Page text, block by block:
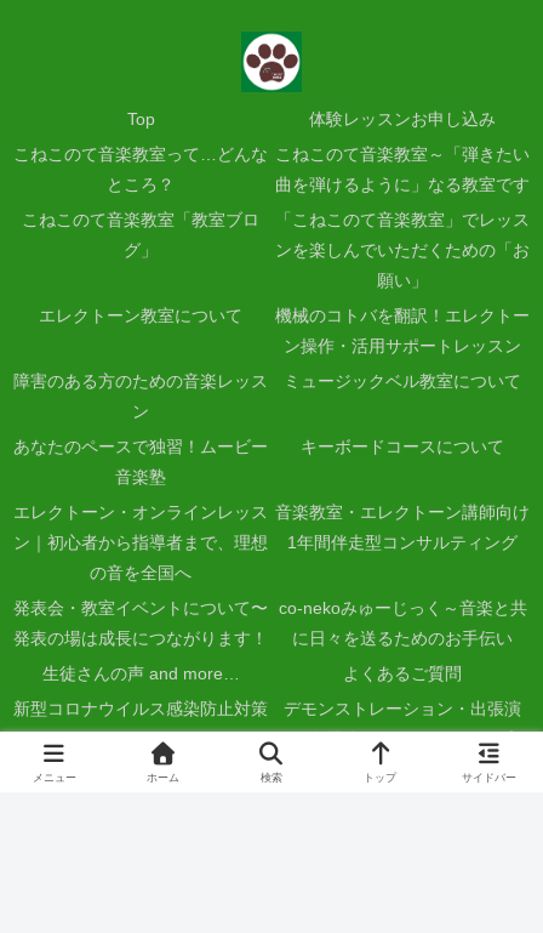
Top
体験レッスンお申し込み
こねこのて音楽教室って…どんな
ところ？
こねこのて音楽教室～「弾きたい
曲を弾けるように」なる教室です
こねこのて音楽教室「教室ブロ
グ」
「こねこのて音楽教室」でレッス
ンを楽しんでいただくための「お
願い」
エレクトーン教室について
機械のコトバを翻訳！エレクトー
ン操作・活用サポートレッスン
障害のある方のための音楽レッス
ン
ミュージックベル教室について
あなたのペースで独習！ムービー
音楽塾
キーボードコースについて
エレクトーン・オンラインレッス
ン｜初心者から指導者まで、理想
の音を全国へ
音楽教室・エレクトーン講師向け
1年間伴走型コンサルティング
発表会・教室イベントについて〜
発表の場は成長につながります！
co-nekoみゅーじっく～音楽と共
に日々を送るためのお手伝い
生徒さんの声 and more…
よくあるご質問
新型コロナウイルス感染防止対策
について
デモンストレーション・出張演
奏・楽器体験・ワークショップに
ついて
メニュー ホーム 検索 トップ サイドバー